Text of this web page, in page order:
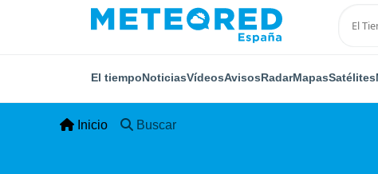
El tiempoNoticiasVídeosAvisosRadarMapasSatélites
Inicio Buscar